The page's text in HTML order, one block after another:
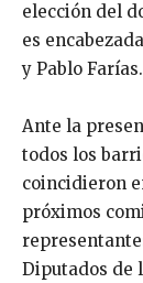
elección del
es
y Pablo Farías.
Ante la
todos los
coincidieron
próximos
Diputados de